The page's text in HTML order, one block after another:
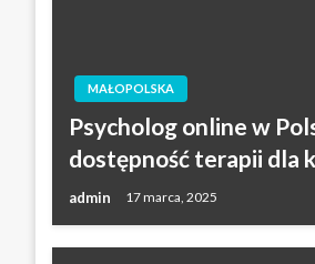
MAŁOPOLSKA
Psycholog online w
dostępność terapii dla
admin 17 marca, 2025